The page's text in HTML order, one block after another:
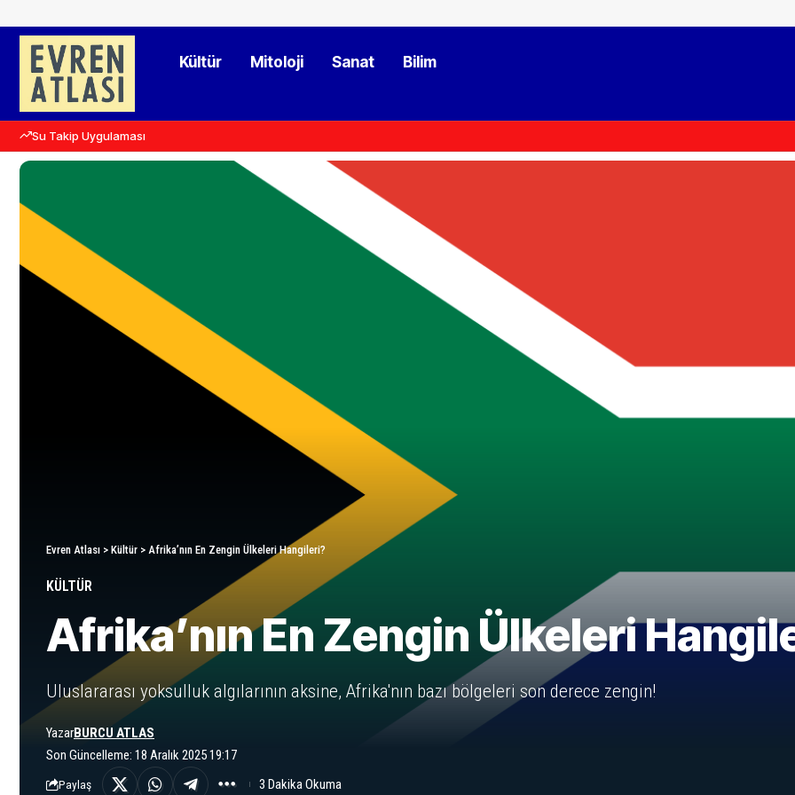
Kültür Mitoloji Sanat Bilim
Su Takip Uygulaması
Evren Atlası > Kültür > Afrika’nın En Zengin Ülkeleri Hangileri?
KÜLTÜR
Afrika’nın En Zengin Ülkeleri
Uluslararası yoksulluk algılarının aksine, Afrika'nın bazı bölgeleri son derece zengin!
Son Güncelleme: 18 Aralık 2025 19:17
YazarBURCU ATLAS
Paylaş 3 Dakika Okuma